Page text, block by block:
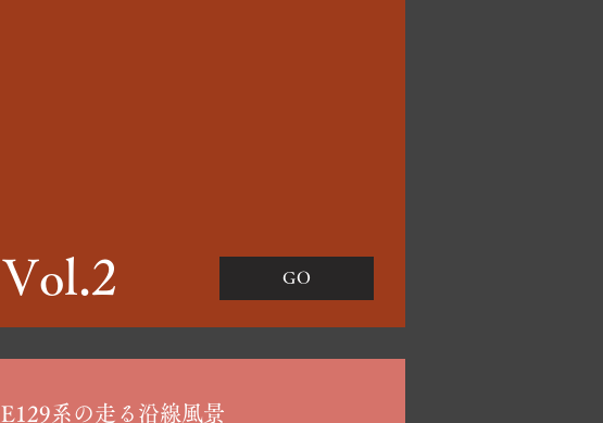
Vol.2 GO
E129系の走る沿線風景